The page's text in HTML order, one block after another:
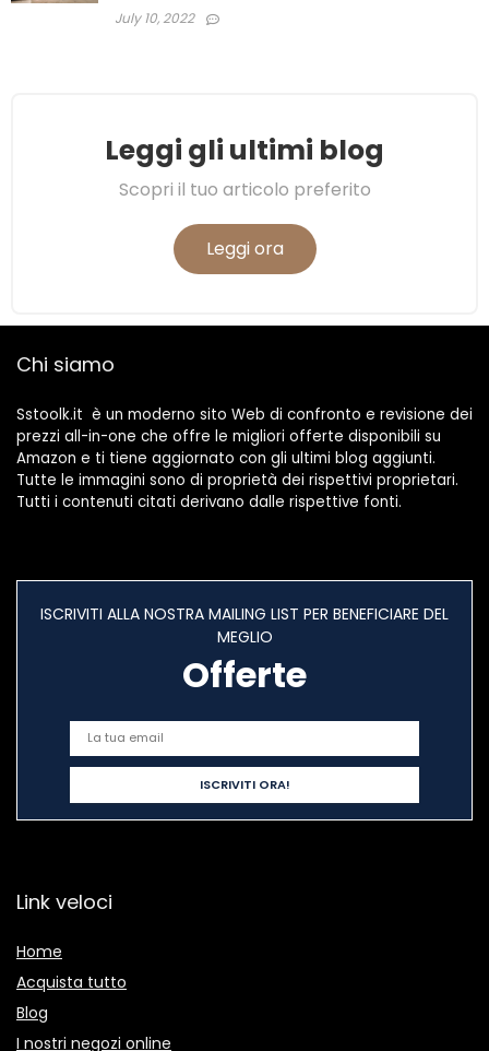
July 10, 2022
Leggi gli ultimi blog
Scopri il tuo articolo preferito
Leggi ora
Chi siamo
Sstoolk.it è un moderno sito Web di confronto e revisione dei
prezzi all-in-one che offre le migliori offerte disponibili su
Amazon e ti tiene aggiornato con gli ultimi blog aggiunti.
Tutte le immagini sono di proprietà dei rispettivi proprietari.
Tutti i contenuti citati derivano dalle rispettive fonti.
ISCRIVITI ALLA NOSTRA MAILING LIST PER BENEFICIARE DEL
MEGLIO
Offerte
Link veloci
Home
Acquista tutto
Blog
I nostri negozi online